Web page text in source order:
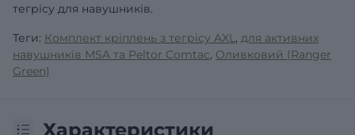
тегрісу для навушників.
Теги: Комплект кріплень з тегрісу AXL, для активних
навушників MSA та Peltor Comtac, Оливковий (Ranger
Green)
Характеристики